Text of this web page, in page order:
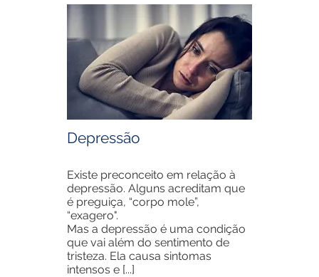
Depressão
Existe preconceito em relação à
depressão. Alguns acreditam que
é preguiça, “corpo mole”,
“exagero".
Mas a depressão é uma condição
que vai além do sentimento de
tristeza. Ela causa sintomas
intensos e [...]